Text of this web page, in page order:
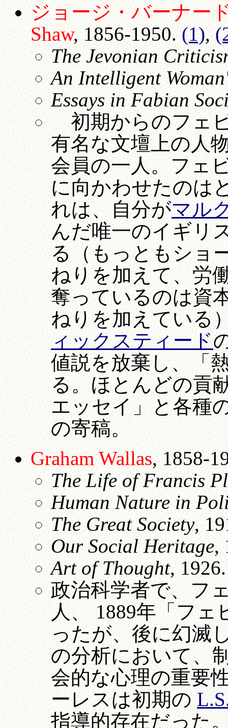
ジョージ・バーナー
Shaw, 1856-1950.(1),
The Jevonian
An Intelligent
Essays in Fabian
初期からのフェ
有名な文壇上の人
会員の一人。フェ
に向かわせたのは
れは、自分がマル
んだ唯一のイギリ
る（もっともショ
ねりを加えて、労
奪っているのは資
ねりを加えている
ィックスティード
値説を放棄し、「
る。ほとんどの貢
エッセイ」と各種
の寄稿。
Graham Wallas, 1858-
The Life of Francis
Human Nature in
The Great Society,
Our Social Heritage,
Art of Thought, 1926.
政治科学者で、フ
人、 1889年「フ
ったが、後に幻滅
の分析において、
会的な心理の重要
ーレスは初期の
指導的存在だった